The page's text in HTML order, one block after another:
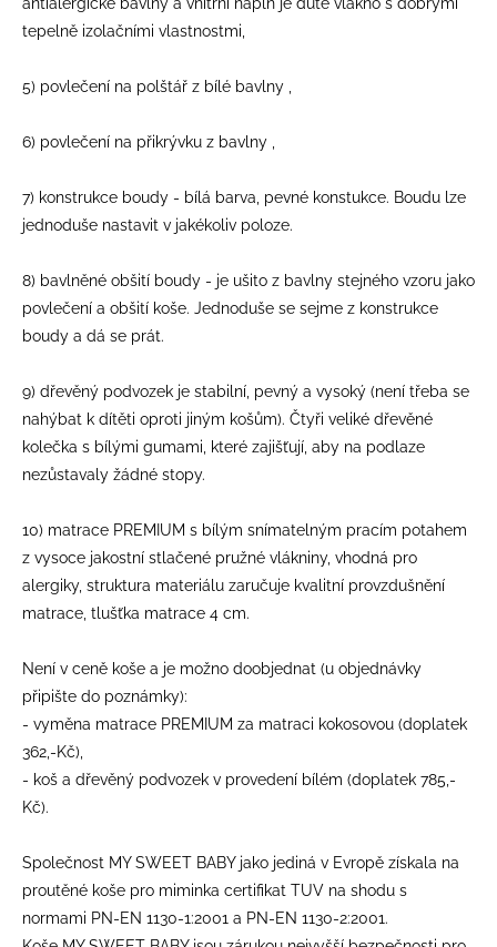
tepelně izolačními vlastnostmi,
5) povlečení na polštář z bílé bavlny ,
6) povlečení na přikrývku z bavlny ,
7) konstrukce boudy - bílá barva, pevné konstukce. Boudu lze
jednoduše nastavit v jakékoliv poloze.
8) bavlněné obšití boudy - je ušito z bavlny stejného vzoru jako
povlečení a obšití koše. Jednoduše se sejme z konstrukce
boudy a dá se prát.
9) dřevěný podvozek je stabilní, pevný a vysoký (není třeba se
nahýbat k dítěti oproti jiným košům). Čtyři veliké dřevěné
kolečka s bílými gumami, které zajišťují, aby na podlaze
nezůstavaly žádné stopy.
10) matrace PREMIUM s bílým snímatelným pracím potahem
z vysoce jakostní stlačené pružné vlákniny, vhodná pro
alergiky, struktura materiálu zaručuje kvalitní provzdušnění
matrace, tlušťka matrace 4 cm.
Není v ceně koše a je možno doobjednat (u objednávky
připište do poznámky):
- vyměna matrace PREMIUM za matraci kokosovou (doplatek
362,-Kč),
- koš a dřevěný podvozek v provedení bílém (doplatek 785,-
Kč).
Společnost MY SWEET BABY jako jediná v Evropě získala na
proutěné koše pro miminka certifikat TUV na shodu s
normami PN-EN 1130-1:2001 a PN-EN 1130-2:2001.